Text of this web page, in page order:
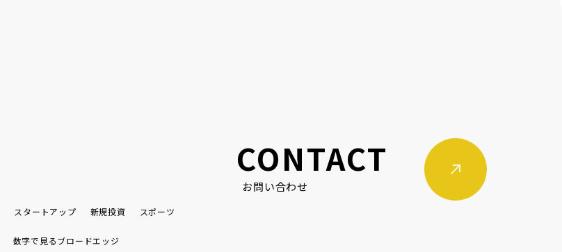
スタートアップ 新規投資 スポーツ
数字で見るブロードエッジ
CONTACT
お問い合わせ